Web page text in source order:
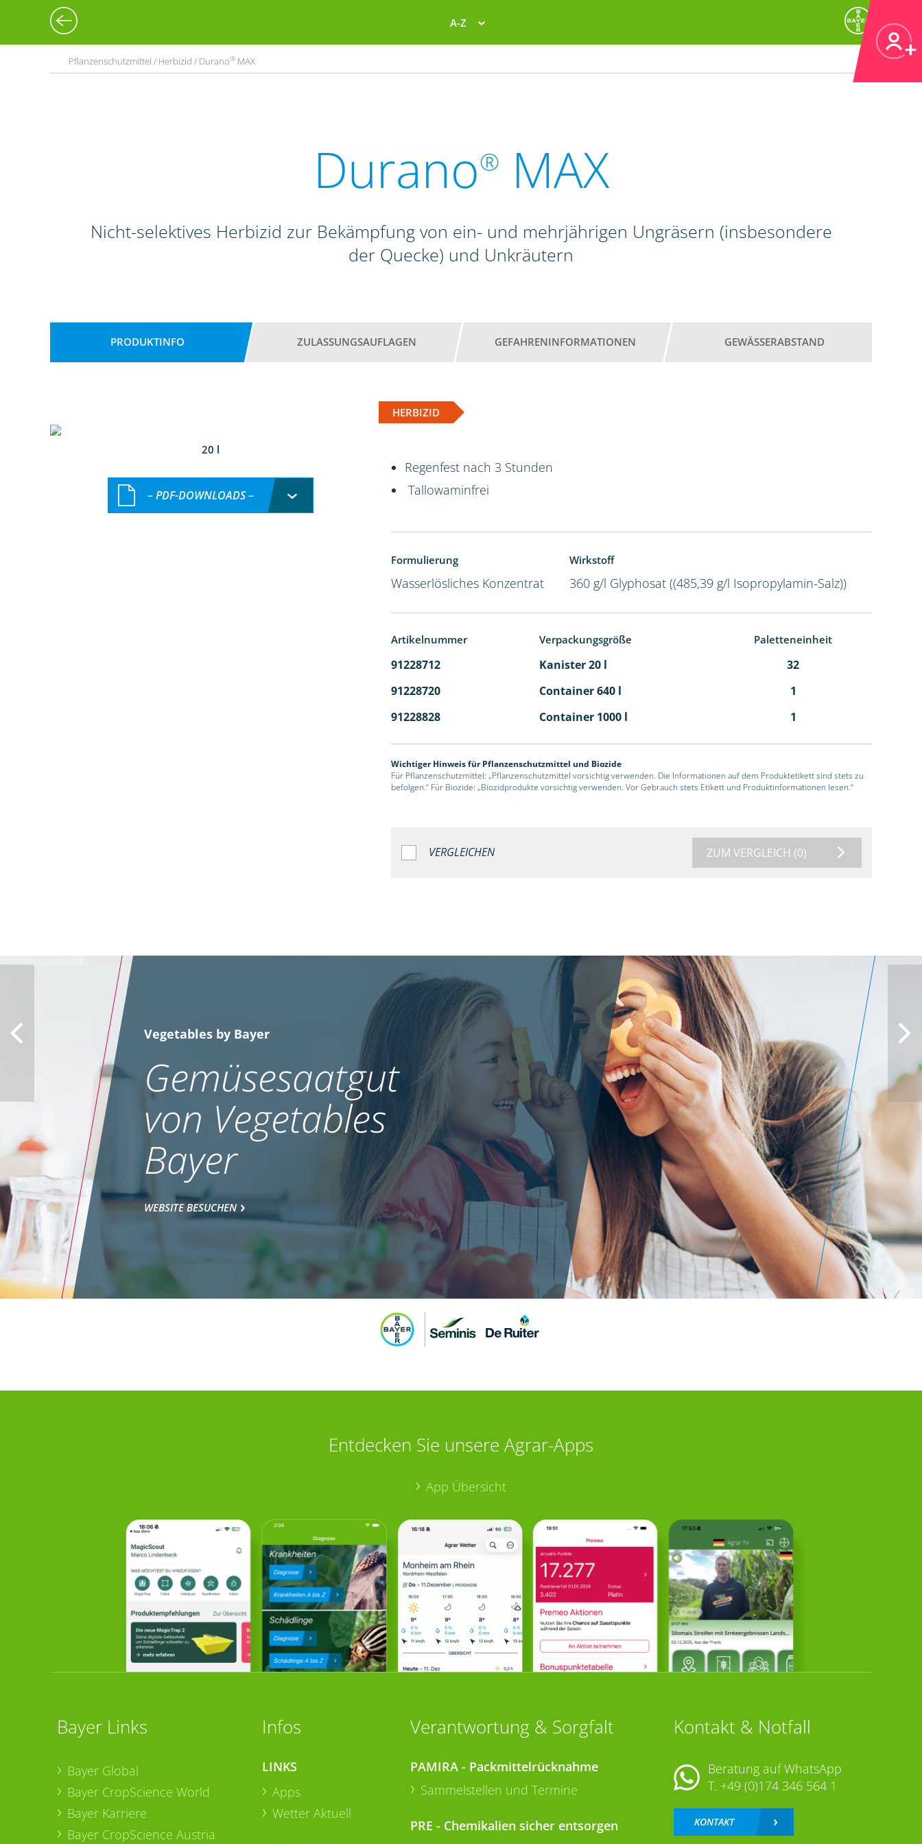
A-Z
Pflanzenschutzmittel / Herbizid / Durano® MAX
Durano® MAX
Nicht-selektives Herbizid zur Bekämpfung von ein- und mehrjährigen Ungräsern (insbesondere
der Quecke) und Unkräutern
PRODUKTINFO ZULASSUNGSAUFLAGEN GEFAHRENINFORMATIONEN GEWÄSSERABSTAND
HERBIZID
20 l
– PDF-DOWNLOADS –
Regenfest nach 3 Stunden
Tallowaminfrei
Formulierung
Wasserlösliches Konzentrat
Wirkstoff
360 g/l Glyphosat ((485,39 g/l Isopropylamin-Salz))
Artikelnummer Verpackungsgröße Paletteneinheit
91228712 Kanister 20 l
32
91228720
Container 640 l
1
91228828
Container 1000 l 1
Wichtiger Hinweis für Pflanzenschutzmittel und Biozide
Für Pflanzenschutzmittel: „Pflanzenschutzmittel vorsichtig verwenden. Die Informationen auf dem Produktetikett sind stets zu
befolgen.“ Für Biozide: „Biozidprodukte vorsichtig verwenden. Vor Gebrauch stets Etikett und Produktinformationen lesen.“
VERGLEICHEN ZUM VERGLEICH (0)
Vegetables by Bayer
Gemüsesaatgut
von Vegetables
Bayer
WEBSITE BESUCHEN
Entdecken Sie unsere Agrar-Apps
App Übersicht
Bayer Links
Bayer Global
Bayer CropScience World
Bayer Karriere
Bayer CropScience Austria
Infos
LINKS
Apps
Wetter Aktuell
Verantwortung & Sorgfalt
PAMIRA - Packmittelrücknahme
Sammelstellen und Termine
PRE - Chemikalien sicher entsorgen
Kontakt & Notfall
Beratung auf WhatsApp
T. +49 (0)174 346 564 1
KONTAKT